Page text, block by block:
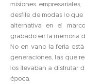
misiones
desfile de modas lo que
alternativa en el
grabado en la memoria
No en vano la feria
generaciones, las que
los llevaban a disfrutar
época.